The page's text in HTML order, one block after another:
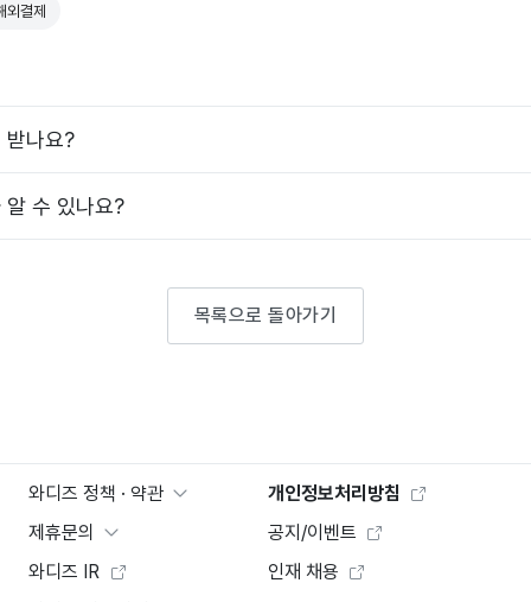
외결제
받나요?
수 있나요?
목록으로 돌아가기
와디즈 정책 · 약관
개인정보처리방침
제휴문의
공지/이벤트
와디즈 IR
인재 채용